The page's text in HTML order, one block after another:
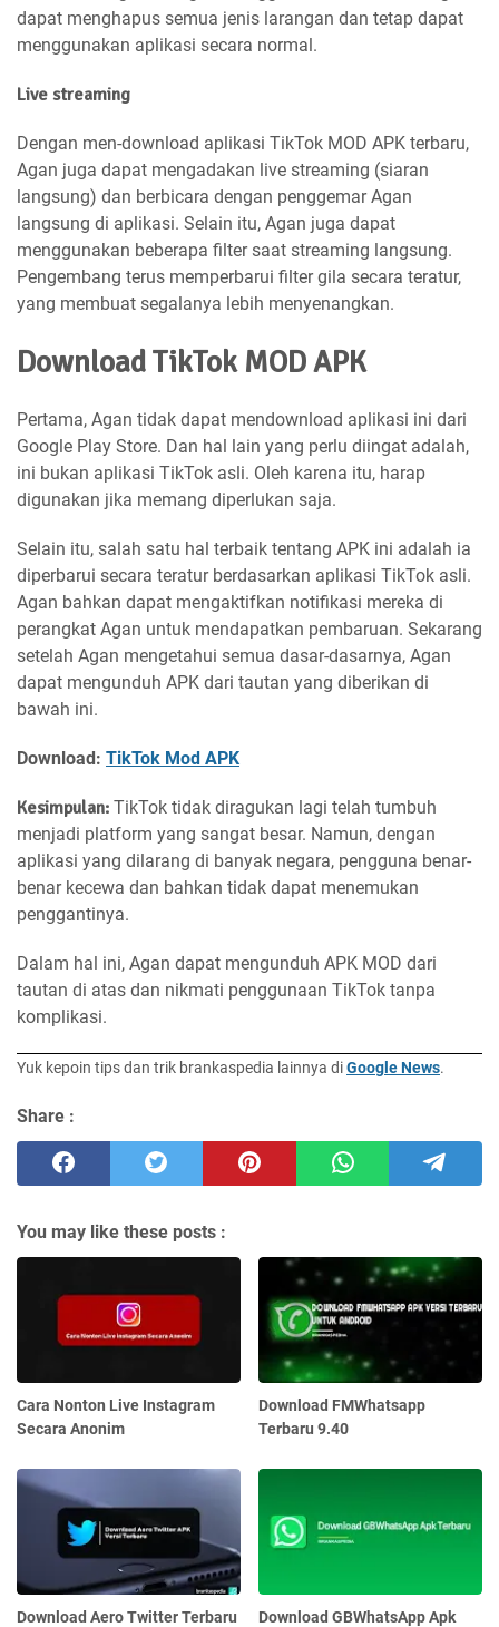
dapat menghapus semua jenis larangan dan tetap dapat
menggunakan aplikasi secara normal.
Live streaming
Dengan men-download aplikasi TikTok MOD APK terbaru,
Agan juga dapat mengadakan live streaming (siaran
langsung) dan berbicara dengan penggemar Agan
langsung di aplikasi. Selain itu, Agan juga dapat
menggunakan beberapa filter saat streaming langsung.
Pengembang terus memperbarui filter gila secara teratur,
yang membuat segalanya lebih menyenangkan.
Download TikTok MOD APK
Pertama, Agan tidak dapat mendownload aplikasi ini dari
Google Play Store. Dan hal lain yang perlu diingat adalah,
ini bukan aplikasi TikTok asli. Oleh karena itu, harap
digunakan jika memang diperlukan saja.
Selain itu, salah satu hal terbaik tentang APK ini adalah ia
diperbarui secara teratur berdasarkan aplikasi TikTok asli.
Agan bahkan dapat mengaktifkan notifikasi mereka di
perangkat Agan untuk mendapatkan pembaruan. Sekarang
setelah Agan mengetahui semua dasar-dasarnya, Agan
dapat mengunduh APK dari tautan yang diberikan di
bawah ini.
Download: TikTok Mod APK
Kesimpulan: TikTok tidak diragukan lagi telah tumbuh
menjadi platform yang sangat besar. Namun, dengan
aplikasi yang dilarang di banyak negara, pengguna benar-
benar kecewa dan bahkan tidak dapat menemukan
penggantinya.
Dalam hal ini, Agan dapat mengunduh APK MOD dari
tautan di atas dan nikmati penggunaan TikTok tanpa
komplikasi.
Yuk kepoin tips dan trik brankaspedia lainnya diGoogle News.
Share :
You may like these posts :
Cara Nonton Live Instagram
Secara Anonim
Download FMWhatsapp
Terbaru 9.40
Download Aero Twitter Terbaru
Download GBWhatsApp Apk